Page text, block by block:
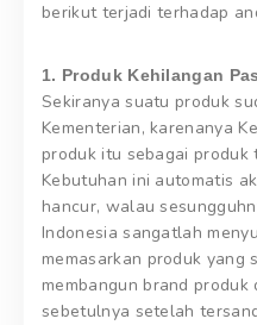
berikut terjadi terhadap
1. Produk Kehilangan
Sekiranya suatu produk
Kementerian, karenanya
produk itu sebagai produk
Kebutuhan ini automatis
hancur, walau
Indonesia sangatlah
memasarkan produk yang
membangun brand
sebetulnya setelah